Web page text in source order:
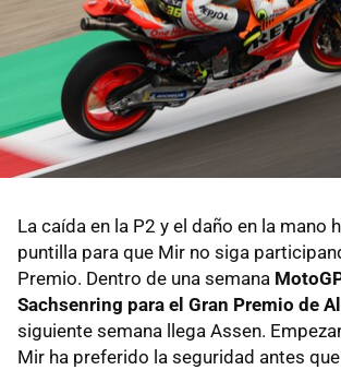
La caída en la P2 y el daño en la mano
puntilla para que Mir no siga
Premio. Dentro de una semana
Sachsenring para el Gran Premio de
siguiente semana llega Assen.
Mir ha preferido la seguridad antes